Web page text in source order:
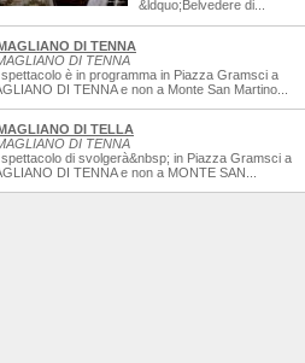
&ldquo;Belvedere di...
DI TENNA
DI TENNA
spettacolo è in programma in Piazza Gramsci a
DI TENNA e non a Monte San Martino...
DI TELLA
DI TENNA
spettacolo di svolgerà&nbsp; in Piazza Gramsci a
DI TENNA e non a MONTE SAN...